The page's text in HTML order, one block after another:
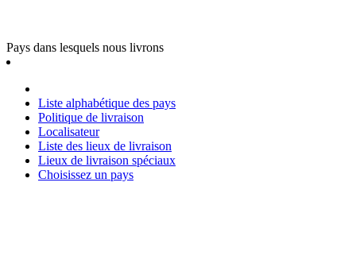
Pays dans lesquels nous livrons
Liste alphabétique des pays
Politique de livraison
Localisateur
Liste des lieux de livraison
Lieux de livraison spéciaux
Choisissez un pays